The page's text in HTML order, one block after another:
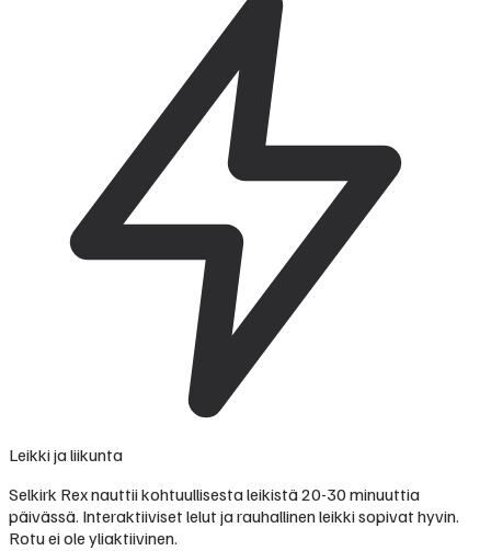
Leikki ja liikunta
Selkirk Rex nauttii kohtuullisesta leikistä 20-30 minuuttia
päivässä. Interaktiiviset lelut ja rauhallinen leikki sopivat hyvin.
Rotu ei ole yliaktiivinen.